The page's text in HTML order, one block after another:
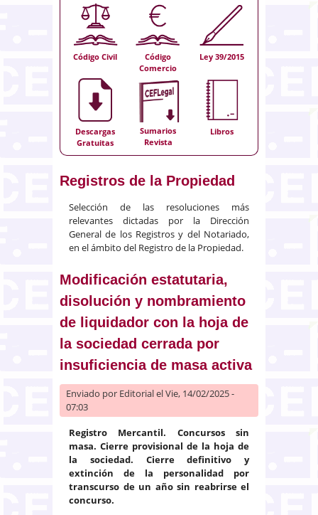
Código Civil
Código
Comercio
Ley 39/2015
Descargas
Gratuitas
Sumarios
Revista
Libros
Registros de la Propiedad
Selección de las resoluciones más
relevantes dictadas por la Dirección
General de los Registros y del Notariado,
en el ámbito del Registro de la Propiedad.
Modificación estatutaria,
disolución y nombramiento
de liquidador con la hoja de
la sociedad cerrada por
insuficiencia de masa activa
Enviado por Editorialel Vie, 14/02/2025 -
07:03
Registro Mercantil. Concursos sin
masa. Cierre provisional de la hoja de
la sociedad. Cierre definitivo y
extinción de la personalidad por
transcurso de un año sin reabrirse el
concurso.